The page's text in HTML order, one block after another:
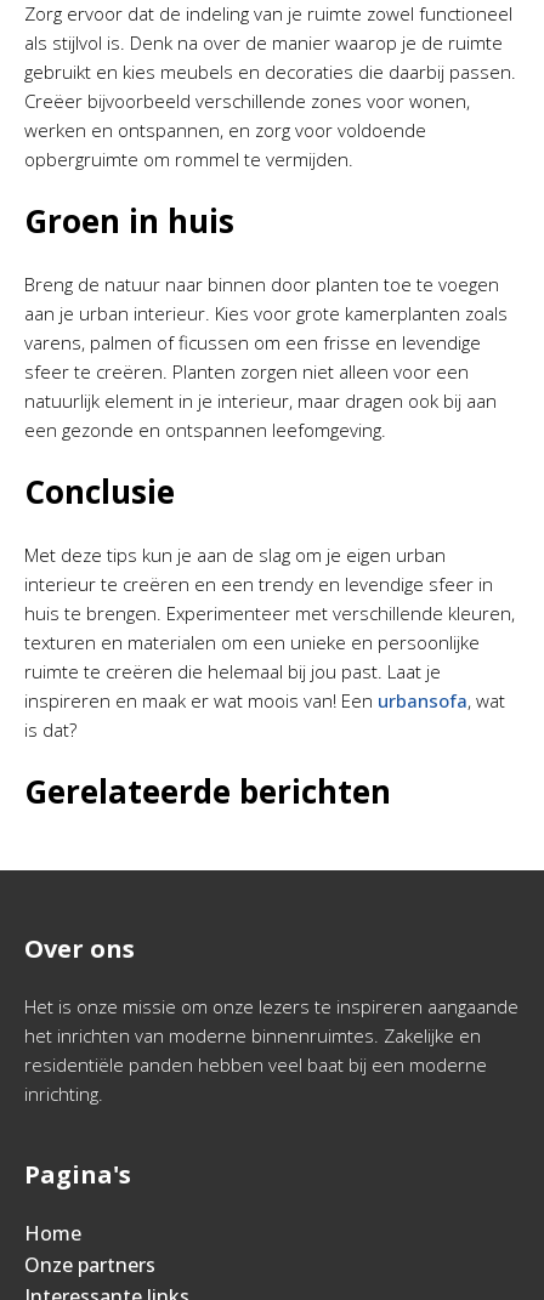
Zorg ervoor dat de indeling van je ruimte zowel functioneel
als stijlvol is. Denk na over de manier waarop je de ruimte
gebruikt en kies meubels en decoraties die daarbij passen.
Creëer bijvoorbeeld verschillende zones voor wonen,
werken en ontspannen, en zorg voor voldoende
opbergruimte om rommel te vermijden.
Groen in huis
Breng de natuur naar binnen door planten toe te voegen
aan je urban interieur. Kies voor grote kamerplanten zoals
varens, palmen of ficussen om een frisse en levendige
sfeer te creëren. Planten zorgen niet alleen voor een
natuurlijk element in je interieur, maar dragen ook bij aan
een gezonde en ontspannen leefomgeving.
Conclusie
Met deze tips kun je aan de slag om je eigen urban
interieur te creëren en een trendy en levendige sfeer in
huis te brengen. Experimenteer met verschillende kleuren,
texturen en materialen om een unieke en persoonlijke
ruimte te creëren die helemaal bij jou past. Laat je
inspireren en maak er wat moois van! Een urbansofa, wat
is dat?
Gerelateerde berichten
Over ons
Het is onze missie om onze lezers te inspireren aangaande
het inrichten van moderne binnenruimtes. Zakelijke en
residentiële panden hebben veel baat bij een moderne
inrichting.
Pagina's
Home
Onze partners